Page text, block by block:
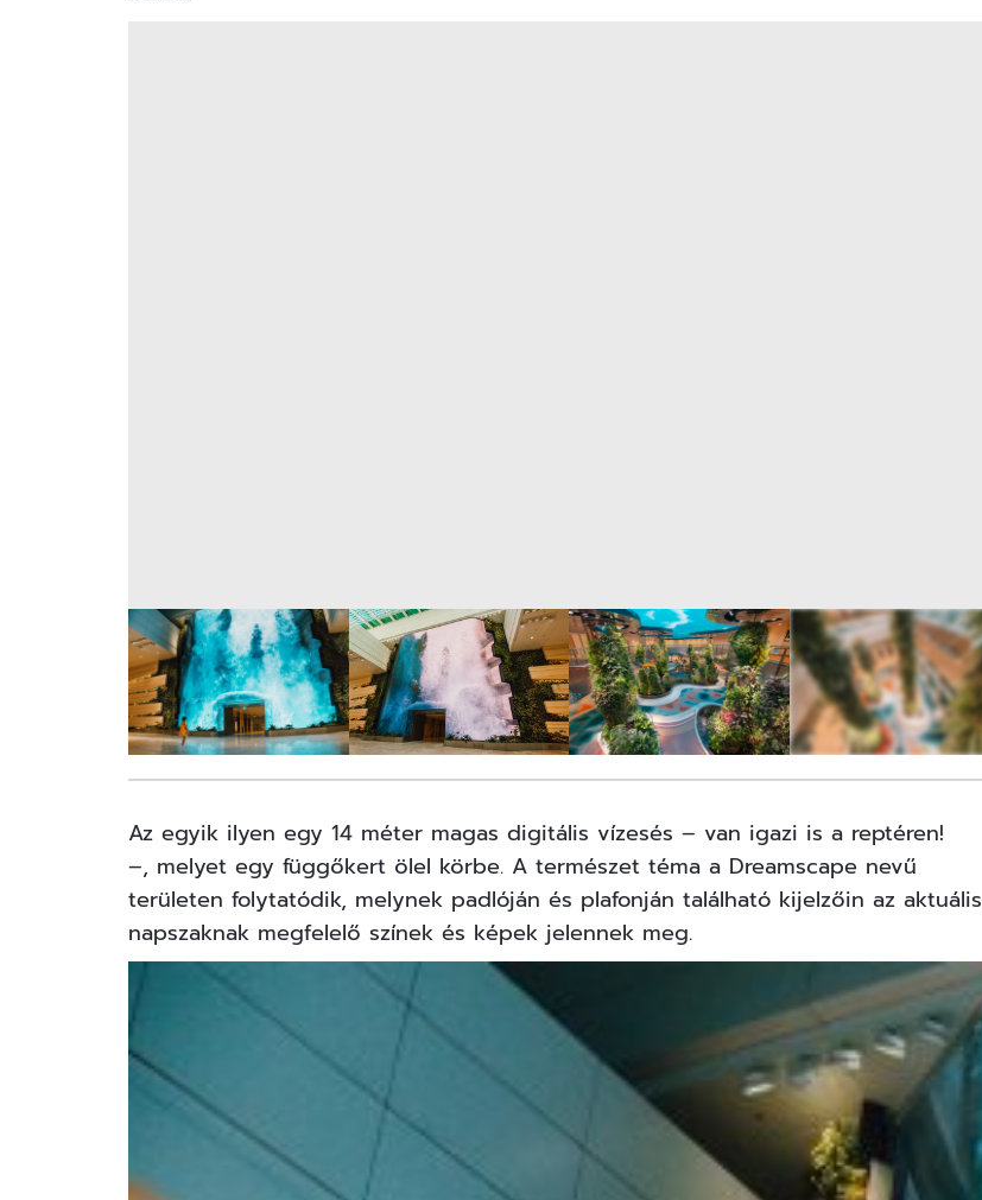
Az egyik ilyen egy 14 méter magas digitális vízesés – van igazi is a reptéren!
–, melyet egy függőkert ölel körbe. A természet téma a Dreamscape nevű
területen folytatódik, melynek padlóján és plafonján található kijelzőin az aktuális
napszaknak megfelelő színek és képek jelennek meg.